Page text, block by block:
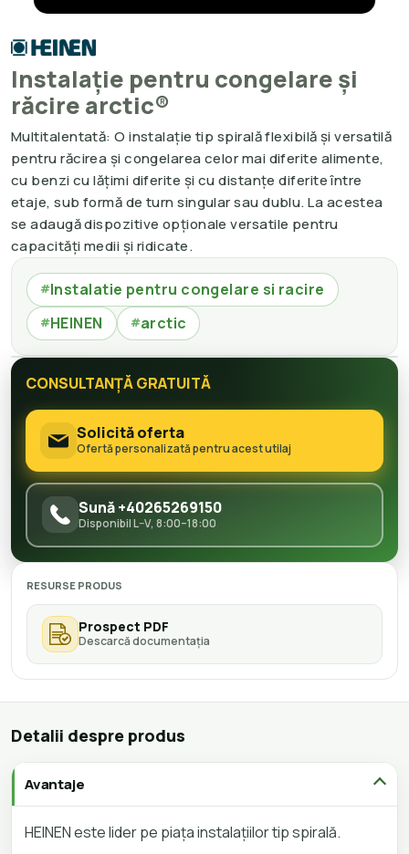
Instalație pentru congelare și
răcire arctic®
Multitalentată: O instalație tip spirală flexibilă și versatilă
pentru răcirea și congelarea celor mai diferite alimente,
cu benzi cu lățimi diferite și cu distanțe diferite între
etaje, sub formă de turn singular sau dublu. La acestea
se adaugă dispozitive opționale versatile pentru
capacități medii și ridicate.
#Instalatie pentru congelare si racire
#HEINEN #arctic
CONSULTANȚĂ GRATUITĂ
Solicită oferta
Ofertă personalizată pentru acest utilaj
Sună +40265269150
Disponibil L–V, 8:00–18:00
RESURSE PRODUS
Prospect PDF
Descarcă documentația
Detalii despre produs
Avantaje
HEINEN este lider pe piața instalațiilor tip spirală.